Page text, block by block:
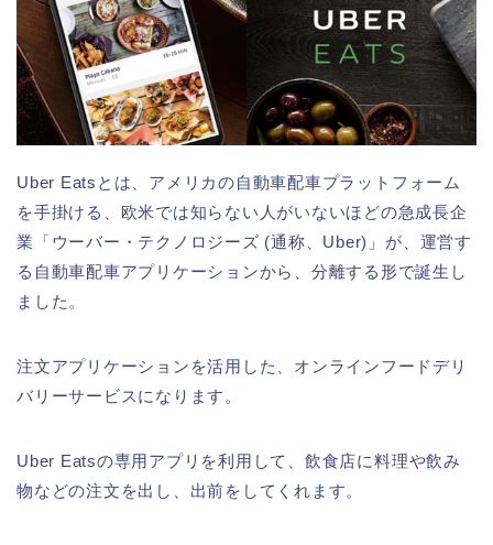
Uber Eatsとは、アメリカの自動車配車プラットフォーム
を手掛ける、欧米では知らない人がいないほどの急成長企
業「ウーバー・テクノロジーズ (通称、Uber)」が、運営す
る自動車配車アプリケーションから、分離する形で誕生し
ました。
注文アプリケーションを活用した、オンラインフードデリ
バリーサービスになります。
Uber Eatsの専用アプリを利用して、飲食店に料理や飲み
物などの注文を出し、出前をしてくれます。